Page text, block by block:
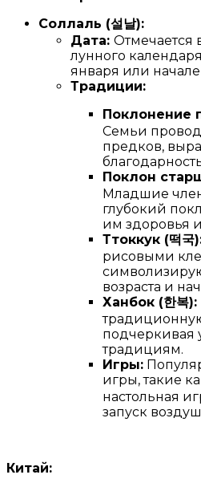
Соллаль (설날):
Дата: Отмечается
лунного
января или
Традиции:
Поклонение
Семьи
предков,
Поклон
Младшие
глубокий
им здоровья и
Ттоккук (떡국
рисовыми
возраста и
Ханбок (한복):
подчеркивая
традициям.
Игры:
игры, такие
настольная
запуск
Китай: